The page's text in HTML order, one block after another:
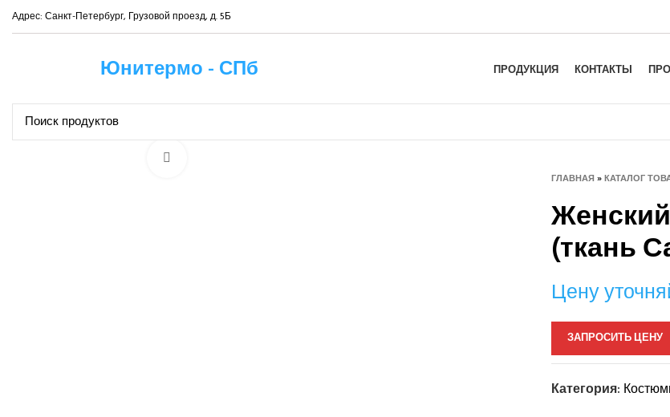
Адрес: Санкт-Петербург, Грузовой проезд, д. 5Б
Юнитермо - СПб ПРОДУКЦИЯ КОНТАКТЫ
ГЛАВНАЯ»КАТАЛОГ
(ткань
Цену
ЗАПРОСИТЬ ЦЕНУ
Категория: